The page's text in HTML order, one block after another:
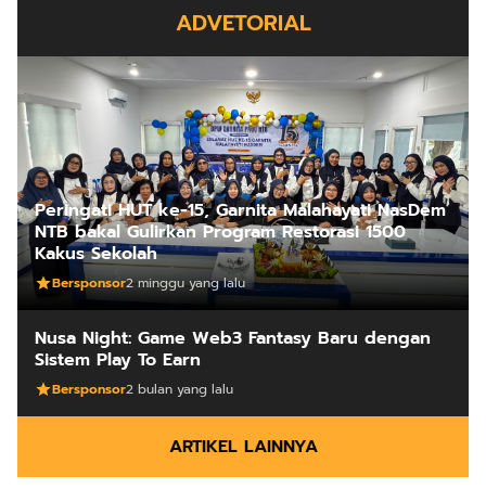
ADVETORIAL
Peringati HUT ke-15, Garnita Malahayati NasDem
NTB bakal Gulirkan Program Restorasi 1500
Kakus Sekolah
Bersponsor2 minggu yang lalu
Nusa Night: Game Web3 Fantasy Baru dengan
Sistem Play To Earn
Bersponsor2 bulan yang lalu
ARTIKEL LAINNYA